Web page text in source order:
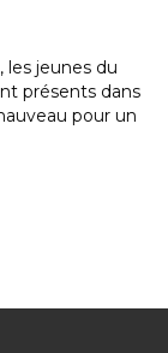
Convivio. La
à nos 24 000